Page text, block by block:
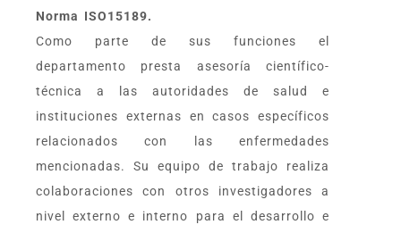
Norma ISO15189.
Como parte de sus funciones el
departamento presta asesoría científico-
técnica a las autoridades de salud e
instituciones externas en casos específicos
relacionados con las enfermedades
mencionadas. Su equipo de trabajo realiza
colaboraciones con otros investigadores a
nivel externo e interno para el desarrollo e